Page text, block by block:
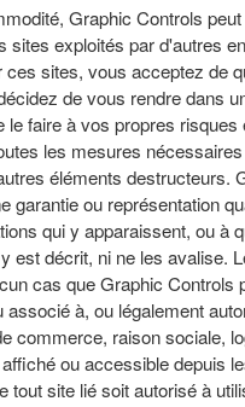
Graphic Controls
sites exploités par d'autres
sites, vous acceptez de
de vous rendre dans
le faire à vos propres risques
les mesures
éléments destructeurs.
garantie ou représentation
qui y apparaissent, ou à
est décrit, ni ne les avalise.
cas que Graphic Controls
à, ou légalement
commerce, raison sociale,
ou accessible depuis
tout site lié soit autorisé à